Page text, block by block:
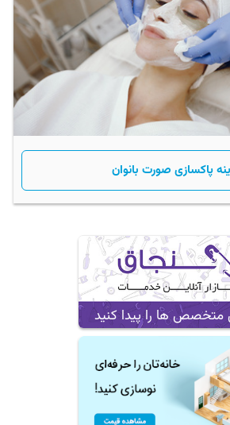
پاکسازی صورت بانوان
متخصص ها را پیدا کنید